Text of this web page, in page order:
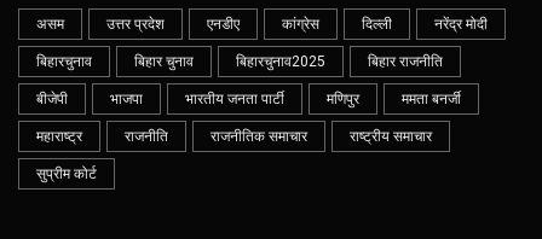
असम उत्तर प्रदेश एनडीए कांग्रेस दिल्ली नरेंद्र मोदी
बिहारचुनाव बिहार चुनाव बिहारचुनाव2025 बिहार राजनीति
बीजेपी भाजपा भारतीय जनता पार्टी मणिपुर ममता बनर्जी
महाराष्ट्र राजनीति राजनीतिक समाचार राष्ट्रीय समाचार
सुप्रीम कोर्ट